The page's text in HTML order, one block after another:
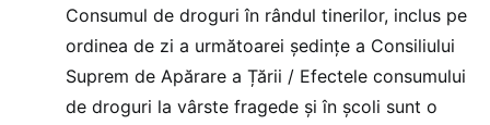
Consumul de droguri în rândul tinerilor, inclus pe
ordinea de zi a următoarei ședințe a Consiliului
Suprem de Apărare a Țării / Efectele consumului
de droguri la vârste fragede și în școli sunt o